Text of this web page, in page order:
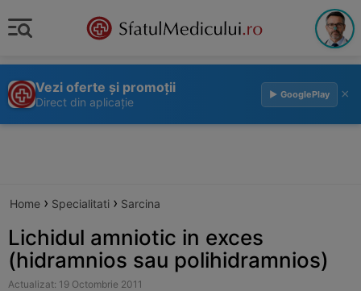
Vezi oferte și promoții
Direct din aplicație
▶ GooglePlay ×
Home › Specialitati › Sarcina
Lichidul amniotic in exces
(hidramnios sau polihidramnios)
Actualizat: 19 Octombrie 2011